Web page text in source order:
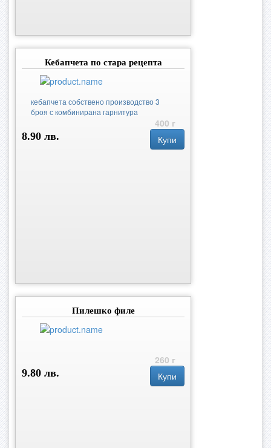
Кебапчета по стара рецепта
кебапчета собствено производство 3
броя с комбинирана гарнитура
400 г
8.90 лв.
Купи
Пилешко филе
260 г
9.80 лв.
Купи